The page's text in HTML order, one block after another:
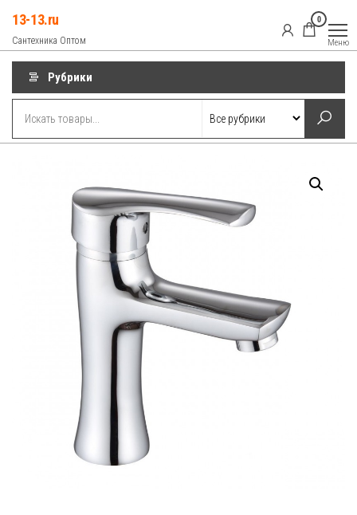
содержимому
13-13.ru
Сантехника Оптом
0
Меню
Рубрики